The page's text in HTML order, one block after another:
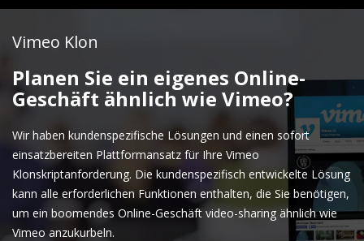
Vimeo Klon
Planen Sie ein eigenes Online-
Geschäft ähnlich wie Vimeo?
Wir haben kundenspezifische Lösungen und einen sofort
einsatzbereiten Plattformansatz für Ihre Vimeo
Klonskriptanforderung. Die kundenspezifisch entwickelte Lösung
kann alle erforderlichen Funktionen enthalten, die Sie benötigen,
um ein boomendes Online-Geschäft video-sharing ähnlich wie
Vimeo anzukurbeln.